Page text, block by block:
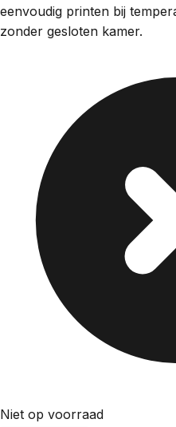
eenvoudig printen bij
zonder gesloten kamer.
Niet op voorraad